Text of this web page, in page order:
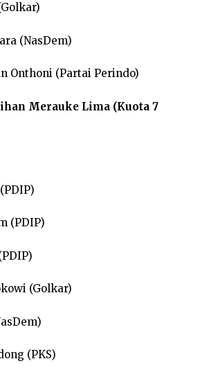
(NasDem)
Onthoni (Partai Perindo)
Merauke Lima (Kuota 7
(PDIP)
(Golkar)
(PKS)